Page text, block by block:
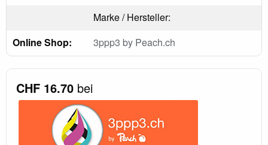
Marke / Hersteller:
Online Shop:
3ppp3 by Peach.ch
CHF 16.70 bei